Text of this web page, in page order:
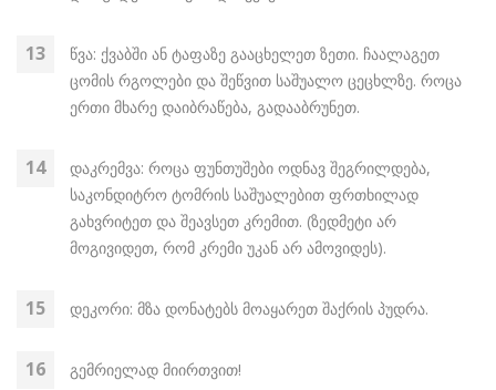
წვა: ქვაბში ან ტაფაზე გააცხელეთ ზეთი. ჩაალაგეთ
ცომის რგოლები და შეწვით საშუალო ცეცხლზე. როცა
ერთი მხარე დაიბრაწება, გადააბრუნეთ.
დაკრემვა: როცა ფუნთუშები ოდნავ შეგრილდება,
საკონდიტრო ტომრის საშუალებით ფრთხილად
გახვრიტეთ და შეავსეთ კრემით. (ზედმეტი არ
მოგივიდეთ, რომ კრემი უკან არ ამოვიდეს).
დეკორი: მზა დონატებს მოაყარეთ შაქრის პუდრა.
გემრიელად მიირთვით!